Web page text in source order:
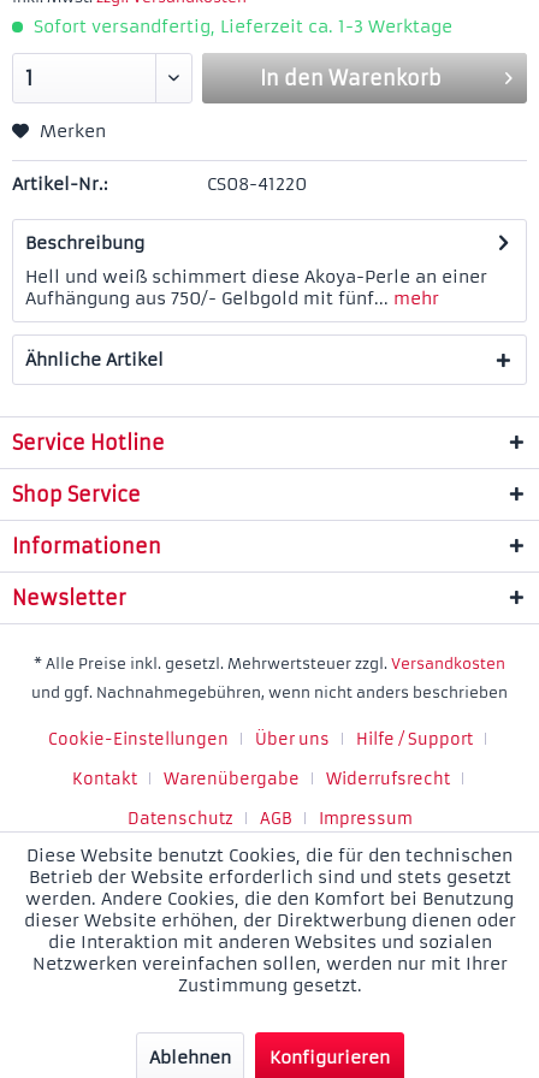
Sofort versandfertig, Lieferzeit ca. 1-3 Werktage
In den Warenkorb
Merken
Artikel-Nr.: CS08-41220
Beschreibung
Hell und weiß schimmert diese Akoya-Perle an einer
Aufhängung aus 750/- Gelbgold mit fünf... mehr
Ähnliche Artikel
Service Hotline
Shop Service
Informationen
Newsletter
* Alle Preise inkl. gesetzl. Mehrwertsteuer zzgl. Versandkosten
und ggf. Nachnahmegebühren, wenn nicht anders beschrieben
Cookie-Einstellungen Über uns
Hilfe / Support
Kontakt
Warenübergabe
Widerrufsrecht
Datenschutz
AGB Impressum
Diese Website benutzt Cookies, die für den technischen
Betrieb der Website erforderlich sind und stets gesetzt
werden. Andere Cookies, die den Komfort bei Benutzung
dieser Website erhöhen, der Direktwerbung dienen oder
die Interaktion mit anderen Websites und sozialen
Netzwerken vereinfachen sollen, werden nur mit Ihrer
Zustimmung gesetzt.
Ablehnen Konfigurieren